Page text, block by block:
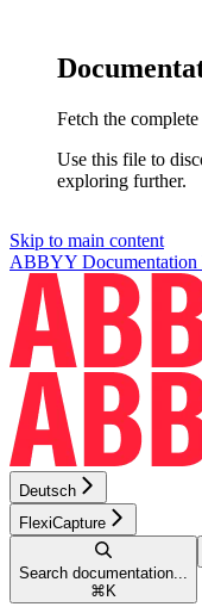
Fetch the
Use this file to
exploring further.
Skip to main content
ABBYY Documentation
Deutsch
FlexiCapture
Search documentation...
⌘ K